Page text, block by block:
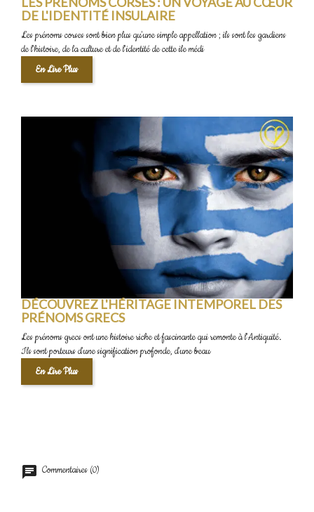
DE L'IDENTITÉ INSULAIRE
Les prénoms corses sont bien plus qu'une simple appellation ; ils sont les gardiens
de l'histoire, de la culture et de l'identité de cette ile médi
En Lire Plus
DÉCOUVREZ L'HÉRITAGE INTEMPOREL DES
PRÉNOMS GRECS
Les prénoms grecs ont une histoire riche et fascinante qui remonte à l'Antiquité.
Ils sont porteurs d'une signification profonde, d'une beau
En Lire Plus
Commentaires (0)